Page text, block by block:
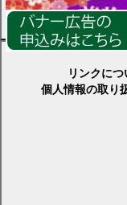
各種情報
リンクにつ
個人情報の取り